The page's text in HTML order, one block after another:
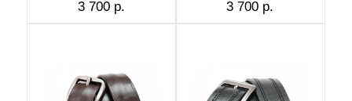
3 700 р. 3 700 р.